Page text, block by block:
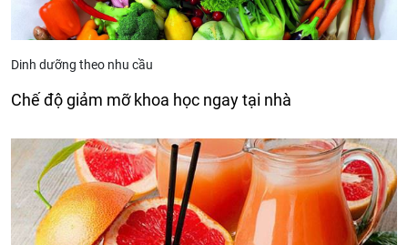
Dinh dưỡng theo nhu cầu
Chế độ giảm mỡ khoa học ngay tại nhà